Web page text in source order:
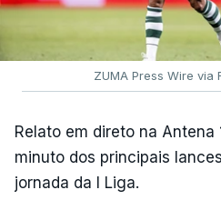
ZUMA Press Wire via
Relato em direto na
minuto dos principais
jornada da I Liga.